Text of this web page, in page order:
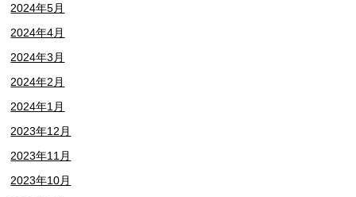
2024年5月
2024年4月
2024年3月
2024年2月
2024年1月
2023年12月
2023年11月
2023年10月